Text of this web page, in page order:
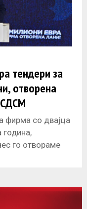
тендери за
отворена
СДСМ
фирма со двајца
година,
го отвораме